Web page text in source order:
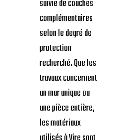
suivie de couches
complémentaires
selon le degré de
protection
recherché. Que les
travaux concernent
un mur unique ou
une pièce entière,
les matériaux